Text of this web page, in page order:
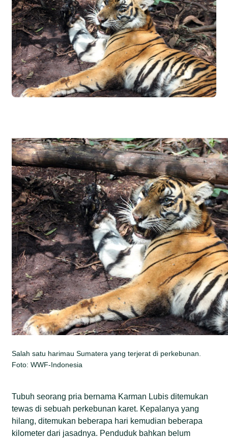
Salah satu harimau Sumatera yang terjerat di perkebunan.
Foto: WWF-Indonesia
Tubuh seorang pria bernama Karman Lubis ditemukan
tewas di sebuah perkebunan karet. Kepalanya yang
hilang, ditemukan beberapa hari kemudian beberapa
kilometer dari jasadnya. Penduduk bahkan belum